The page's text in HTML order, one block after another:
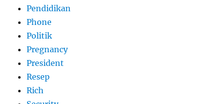
Pendidikan
Phone
Politik
Pregnancy
President
Resep
Rich